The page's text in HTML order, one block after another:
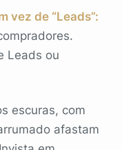
vez de “Leads”:
Leads ou
escuras, com
afastam